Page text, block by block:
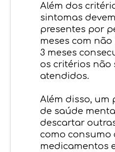
Além dos
sintomas
presentes por
meses com
3 meses
os critérios não
atendidos.
Além disso, um
de saúde
descartar
como consumo
medicamentos